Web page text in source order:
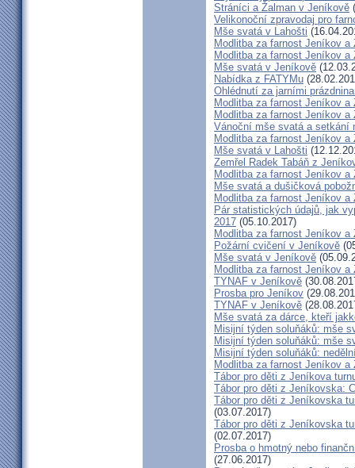
Stráníci a Žalman v Jeníkově
Velikonoční zpravodaj pro
Mše svatá v Lahošti
Modlitba za farnost Jeníkov a
Modlitba za farnost Jeníkov a
Mše svatá v Jeníkově
Nabídka z FATYMu
Ohlédnutí za jarními
Modlitba za farnost Jeníkov a
Modlitba za farnost Jeníkov a
Vánoční mše svatá a setkání
Modlitba za farnost Jeníkov a
Mše svatá v Lahošti
Zemřel Radek Tabáň z
Modlitba za farnost Jeníkov a
Mše svatá a dušičková
Modlitba za farnost Jeníkov a
Pár statistických údajů, jak
2017 (05.10.2017)
Modlitba za farnost Jeníkov a
Požární cvičení v Jeníkově
Mše svatá v Jeníkově
Modlitba za farnost Jeníkov a
TYNAF v Jeníkově
Prosba pro Jeníkov
TYNAF v Jeníkově
Mše svatá za dárce, kteří
Misijní týden soluňáků: mše
Misijní týden soluňáků: mše
Misijní týden soluňáků:
Modlitba za farnost Jeníkov a
Tábor pro děti z Jeníkova
Tábor pro děti z Jeníkovska:
Tábor pro děti z Jeníkovska
(03.07.2017)
Tábor pro děti z Jeníkovska
(02.07.2017)
Prosba o hmotný nebo
(27.06.2017)